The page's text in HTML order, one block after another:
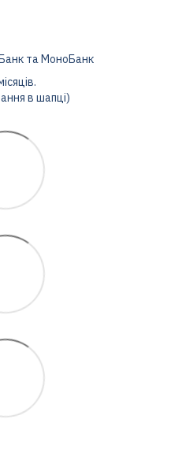
та МоноБанк
в шапці)